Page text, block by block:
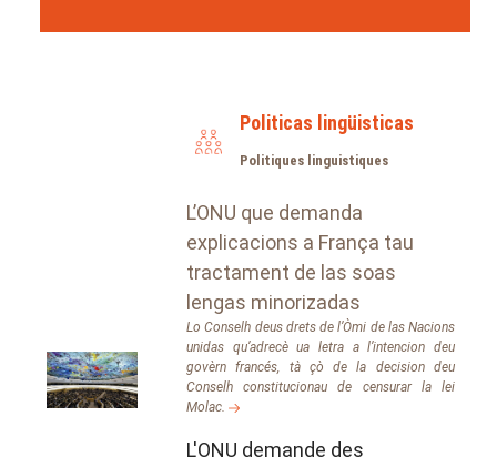
Politicas lingüisticas
Politiques linguistiques
L’ONU que demanda
explicacions a França tau
tractament de las soas
lengas minorizadas
Lo Conselh deus drets de l’Òmi de las Nacions
unidas qu’adrecè ua letra a l’intencion deu
govèrn francés, tà çò de la decision deu
Conselh constitucionau de censurar la lei
Molac.
L'ONU demande des